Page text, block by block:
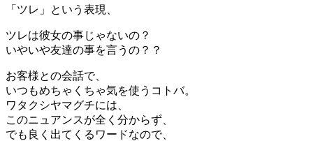
「ツレ」という表現、
ツレは彼女の事じゃないの？
いやいや友達の事を言うの？？
お客様との会話で、
いつもめちゃくちゃ気を使うコトバ。
ワタクシヤマグチには、
このニュアンスが全く分からず、
でも良く出てくるワードなので、